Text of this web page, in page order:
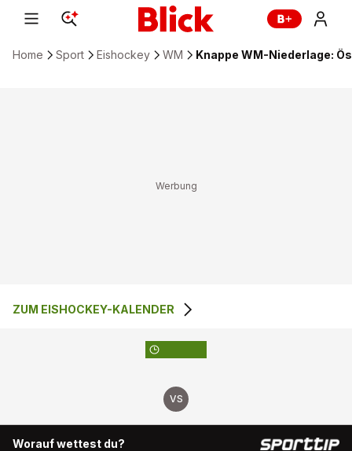
Home Sport Eishockey WM Knappe WM-Niederlage:
ZUM EISHOCKEY-KALENDER
VS
Worauf wettest du?